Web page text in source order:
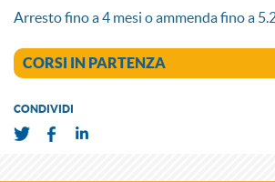
Arresto fino a 4 mesi o ammenda fino a
CORSI IN PARTENZA
CONDIVIDI